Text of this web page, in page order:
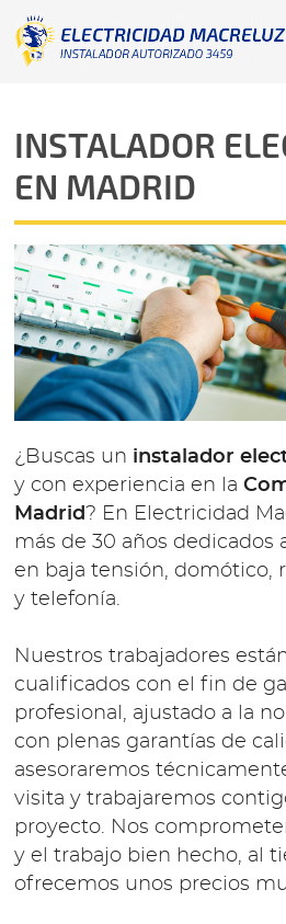
INSTALADOR
EN MADRID
¿Buscas un instalador
y con experiencia en la
Madrid? En Electricidad
más de 30 años dedicados
en baja tensión, domótico,
y telefonía.
Nuestros trabajadores
cualificados con el fin de
profesional, ajustado a la
con plenas garantías de
asesoraremos
visita y trabajaremos
proyecto. Nos
y el trabajo bien hecho, al
ofrecemos unos precios